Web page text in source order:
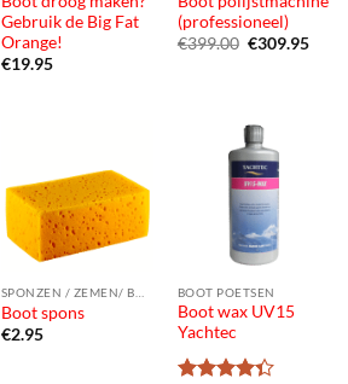
Gebruik de Big Fat
Orange!
€19.95
(professioneel)
€399.00 €309.95
Boot spons
€2.95
BOOT POETSEN
Boot wax UV15
Yachtec